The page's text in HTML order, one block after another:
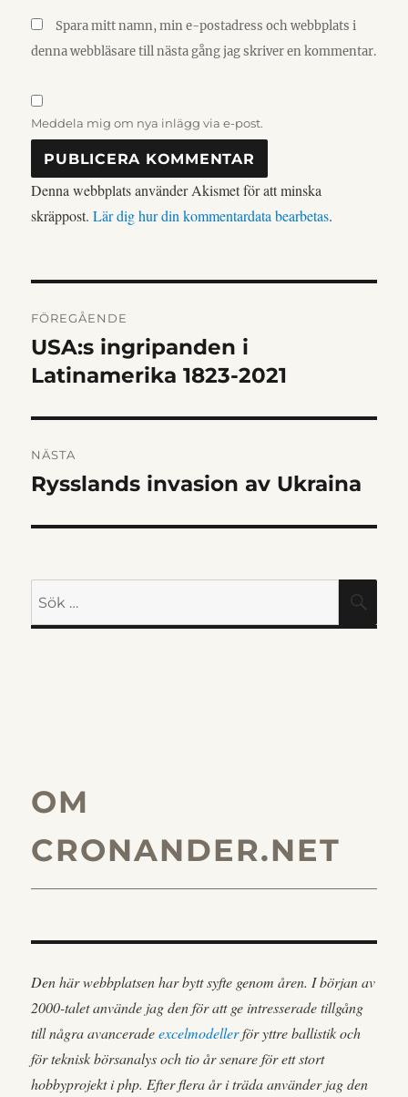
Spara mitt namn, min e-postadress och webbplats i
denna webbläsare till nästa gång jag skriver en kommentar.
Meddela mig om nya inlägg via e-post.
Denna webbplats använder Akismet för att minska
skräppost.Lär dig hur din kommentardata bearbetas.
FÖREGÅENDE
Föregående
inlägg:
USA:s ingripanden i
Latinamerika 1823-2021
NÄSTA
Nästa
Rysslands invasion av Ukraina
OM
CRONANDER.NET
Den här webbplatsen har bytt syfte genom åren. I början av
2000-talet använde jag den för att ge intresserade tillgång
till några avanceradeexcelmodellerför yttre ballistik och
för teknisk börsanalys och tio år senare för ett stort
hobbyprojekt i php. Efter flera år i träda använder jag den